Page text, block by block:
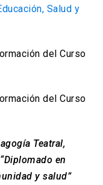
Salud y
del Curso
del Curso
Teatral,
en
y salud”